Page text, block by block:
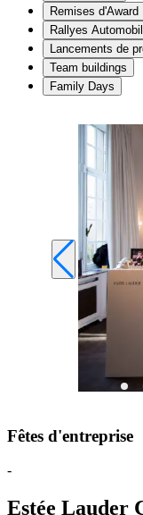
Remises d'Award
Rallyes
Lancements de
Team buildings
Family Days
Fêtes d'entreprise
-
Estée Lauder